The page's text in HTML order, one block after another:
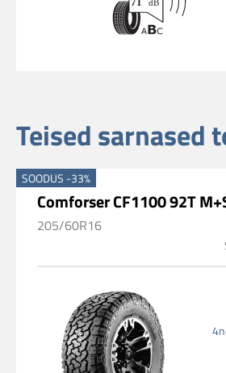
Teised sarnased
SOODUS -33%
Comforser CF1100 92T
205/60R16